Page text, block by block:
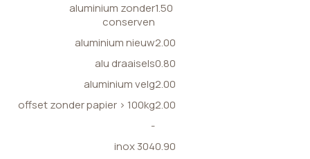
aluminium zonder
conserven
1.50
aluminium nieuw2.00
alu draaisels0.80
aluminium velg2.00
offset zonder papier > 100kg2.00
-
inox 3040.90